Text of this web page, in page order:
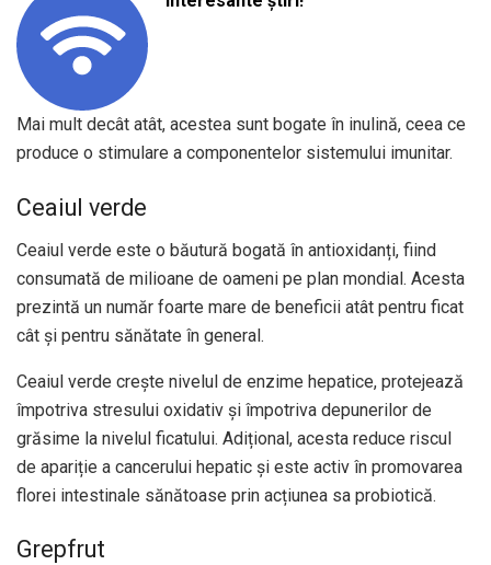
Mai mult decât atât, acestea sunt bogate în inulină, ceea ce
produce o stimulare a componentelor sistemului imunitar.
Ceaiul verde
Ceaiul verde este o băutură bogată în antioxidanți, fiind
consumată de milioane de oameni pe plan mondial. Acesta
prezintă un număr foarte mare de beneficii atât pentru ficat
cât și pentru sănătate în general.
Ceaiul verde crește nivelul de enzime hepatice, protejează
împotriva stresului oxidativ și împotriva depunerilor de
grăsime la nivelul ficatului. Adițional, acesta reduce riscul
de apariție a cancerului hepatic și este activ în promovarea
florei intestinale sănătoase prin acțiunea sa probiotică.
Grepfrut